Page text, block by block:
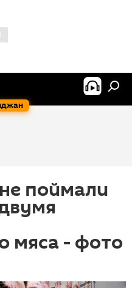
поймали
мяса - фото